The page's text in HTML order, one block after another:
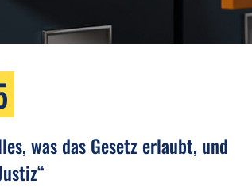
was das Gesetz erlaubt, und